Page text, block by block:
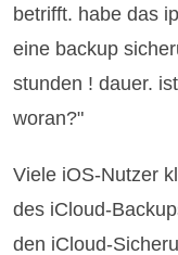
betrifft. habe das
eine backup
stunden ! dauer.
woran?"
Viele iOS-Nutzer
des iCloud-
den iCloud-